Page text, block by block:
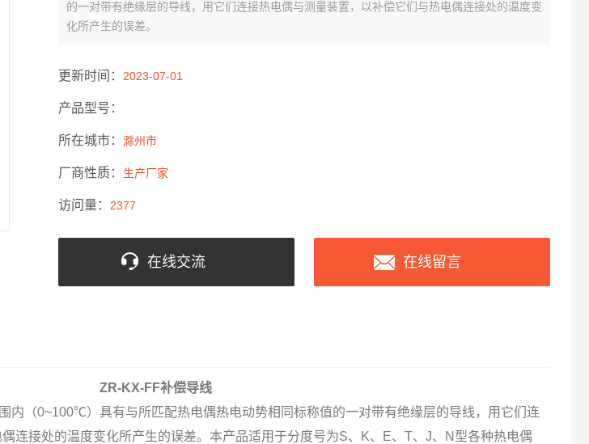
的一对带有绝缘层的导线，用它们连接热电偶与测量装置，以补偿它们与热电偶连接处的温度变
化所产生的误差。
更新时间： 2023-07-01
产品型号：
所在城市： 滁州市
厂商性质： 生产厂家
访问量： 2377
在线交流 在线留言
ZR-KX-FF补偿导线
内（0~100℃）具有与所匹配热电偶热电动势相同标称值的一对带有绝缘层的导线，用它们连
连接处的温度变化所产生的误差。本产品适用于分度号为S、K、E、T、J、N型各种热电偶